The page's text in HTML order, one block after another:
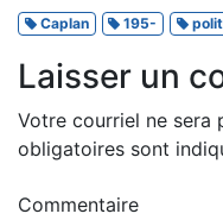
Caplan 195-
Laisser un
Votre courriel ne sera
obligatoires sont
Commentaire